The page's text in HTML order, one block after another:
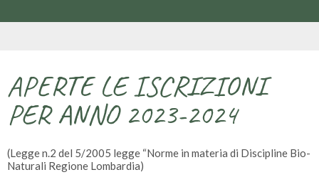
APERTE LE ISCRIZIONI
PER ANNO 2023-2024
(Legge n.2 del 5/2005 legge “Norme in materia di Discipline Bio-
Naturali Regione Lombardia)